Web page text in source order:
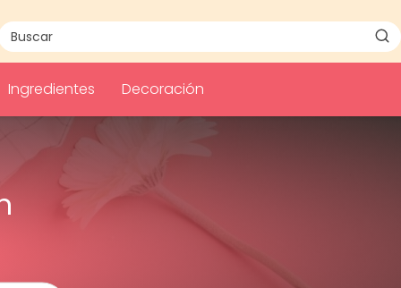
Ingredientes Decoración